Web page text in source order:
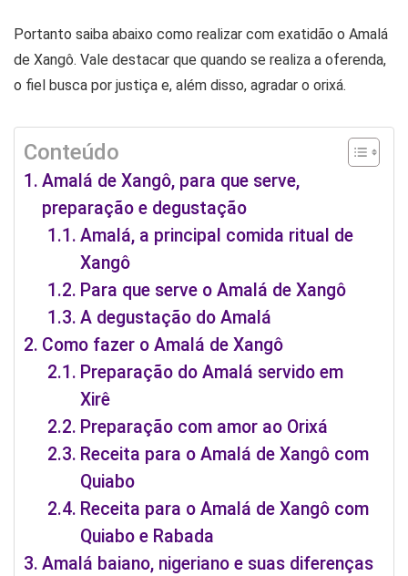
Portanto saiba abaixo como realizar com exatidão o Amalá
de Xangô. Vale destacar que quando se realiza a oferenda,
o fiel busca por justiça e, além disso, agradar o orixá.
Conteúdo
Amalá de Xangô, para que serve,
preparação e degustação
Amalá, a principal comida ritual de
Xangô
Para que serve o Amalá de Xangô
A degustação do Amalá
Como fazer o Amalá de Xangô
Preparação do Amalá servido em
Xirê
Preparação com amor ao Orixá
Receita para o Amalá de Xangô com
Quiabo
Receita para o Amalá de Xangô com
Quiabo e Rabada
Amalá baiano, nigeriano e suas diferenças